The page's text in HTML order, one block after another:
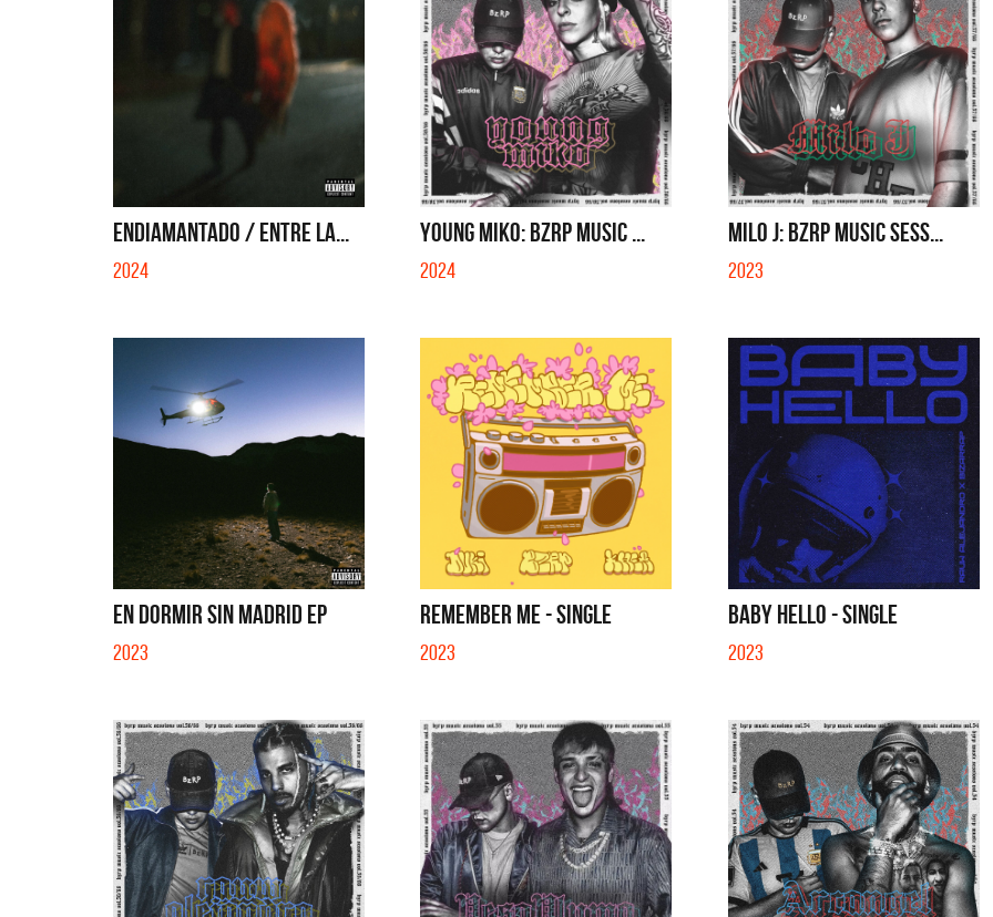
ENDIAMANTADO / ENTRE LA...
2024
YOUNG MIKO: BZRP MUSIC ...
2024
MILO J: BZRP MUSIC SESS...
2023
EN DORMIR SIN MADRID EP
2023
REMEMBER ME - SINGLE
2023
BABY HELLO - SINGLE
2023
Migrantes
SI NO ES CON VOS - SINGLE
Los Palmeras
YO SOY - SINGLE
Feid
MENTIRA - SINGLE